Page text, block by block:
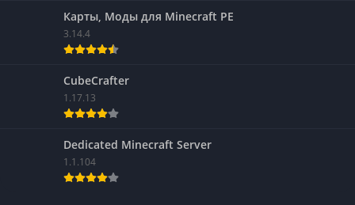
Карты, Моды для Minecraft PE
3.14.4
CubeCrafter
1.17.13
Dedicated Minecraft Server
1.1.104